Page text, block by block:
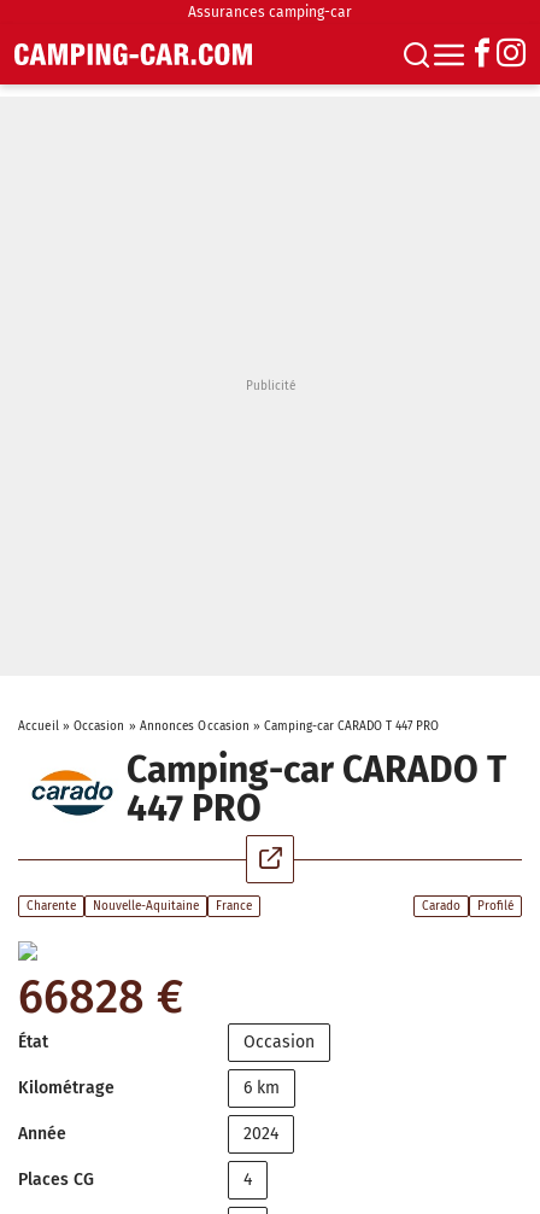
Assurances camping-car
Accueil» Occasion » Annonces Occasion »Camping-car CARADO T 447 PRO
Camping-car CARADO T
447 PRO
Charente Nouvelle-Aquitaine France Carado Profilé
66828 €
État Occasion
Kilométrage 6 km
Année 2024
Places CG 4